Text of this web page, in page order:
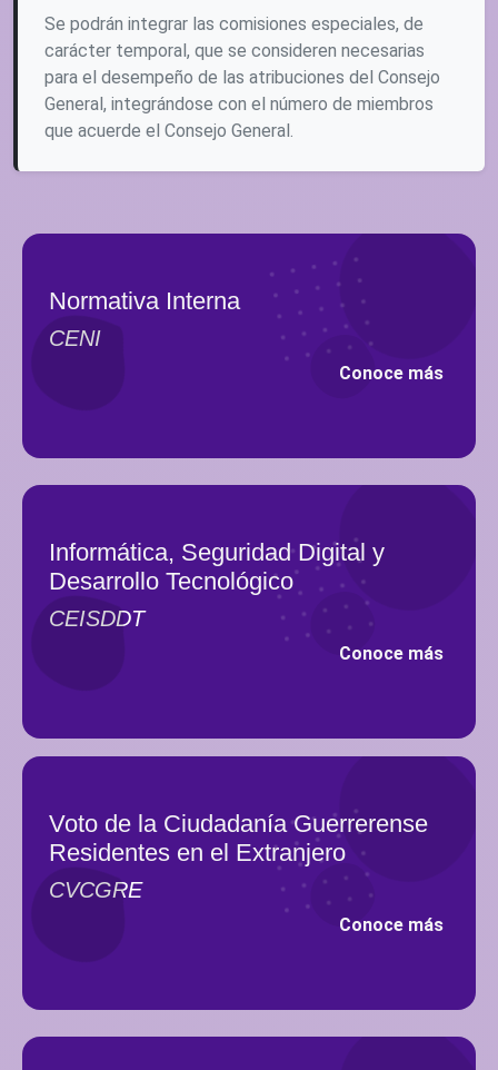
Se podrán integrar las comisiones especiales, de
carácter temporal, que se consideren necesarias
para el desempeño de las atribuciones del Consejo
General, integrándose con el número de miembros
que acuerde el Consejo General.
Normativa Interna
CENI
Conoce más
Informática, Seguridad Digital y
Desarrollo Tecnológico
CEISDDT
Conoce más
Voto de la Ciudadanía Guerrerense
Residentes en el Extranjero
CVCGRE
Conoce más